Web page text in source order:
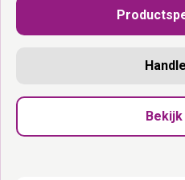
Geleverd als bouwpakket.
Krabstam van 9 cm:Stevig
Ton- sur- ton grijs:
Afgesloten rust
Bekijk